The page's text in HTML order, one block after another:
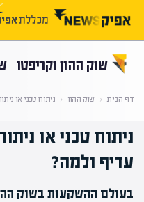
שוק ההון וקריפטו
דף הבית ‹ שוק ההון ‹ ניתוח טכני או
ניתוח טכני או
עדיף ולמה?
בעולם ההשקעות בשוק